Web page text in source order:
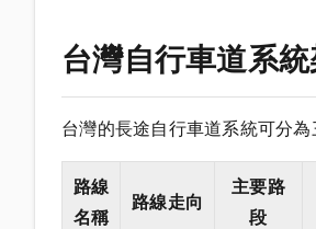
台灣自行車道系
台灣的長途自行車道系統可分為
路線
名稱
路線走向
主要路
段